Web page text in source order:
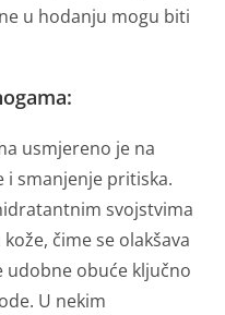
u hodanju mogu biti
usmjereno je na
i smanjenje pritiska.
svojstvima
čime se olakšava
udobne obuće ključno
U nekim